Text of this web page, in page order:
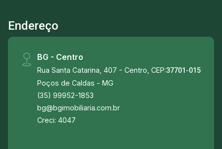
Endereço
BG - Centro
Rua Santa Catarina, 407 - Centro, CEP:37701-015
Poços de Caldas - MG
(35) 99952-1853
bg@bgimobiliaria.com.br
Creci: 4047